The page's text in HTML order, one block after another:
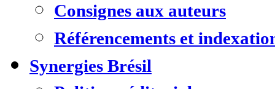
Consignes aux auteurs
Référencements et
Synergies Brésil